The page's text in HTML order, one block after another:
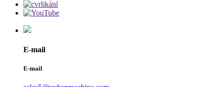
E-mail
E-mail